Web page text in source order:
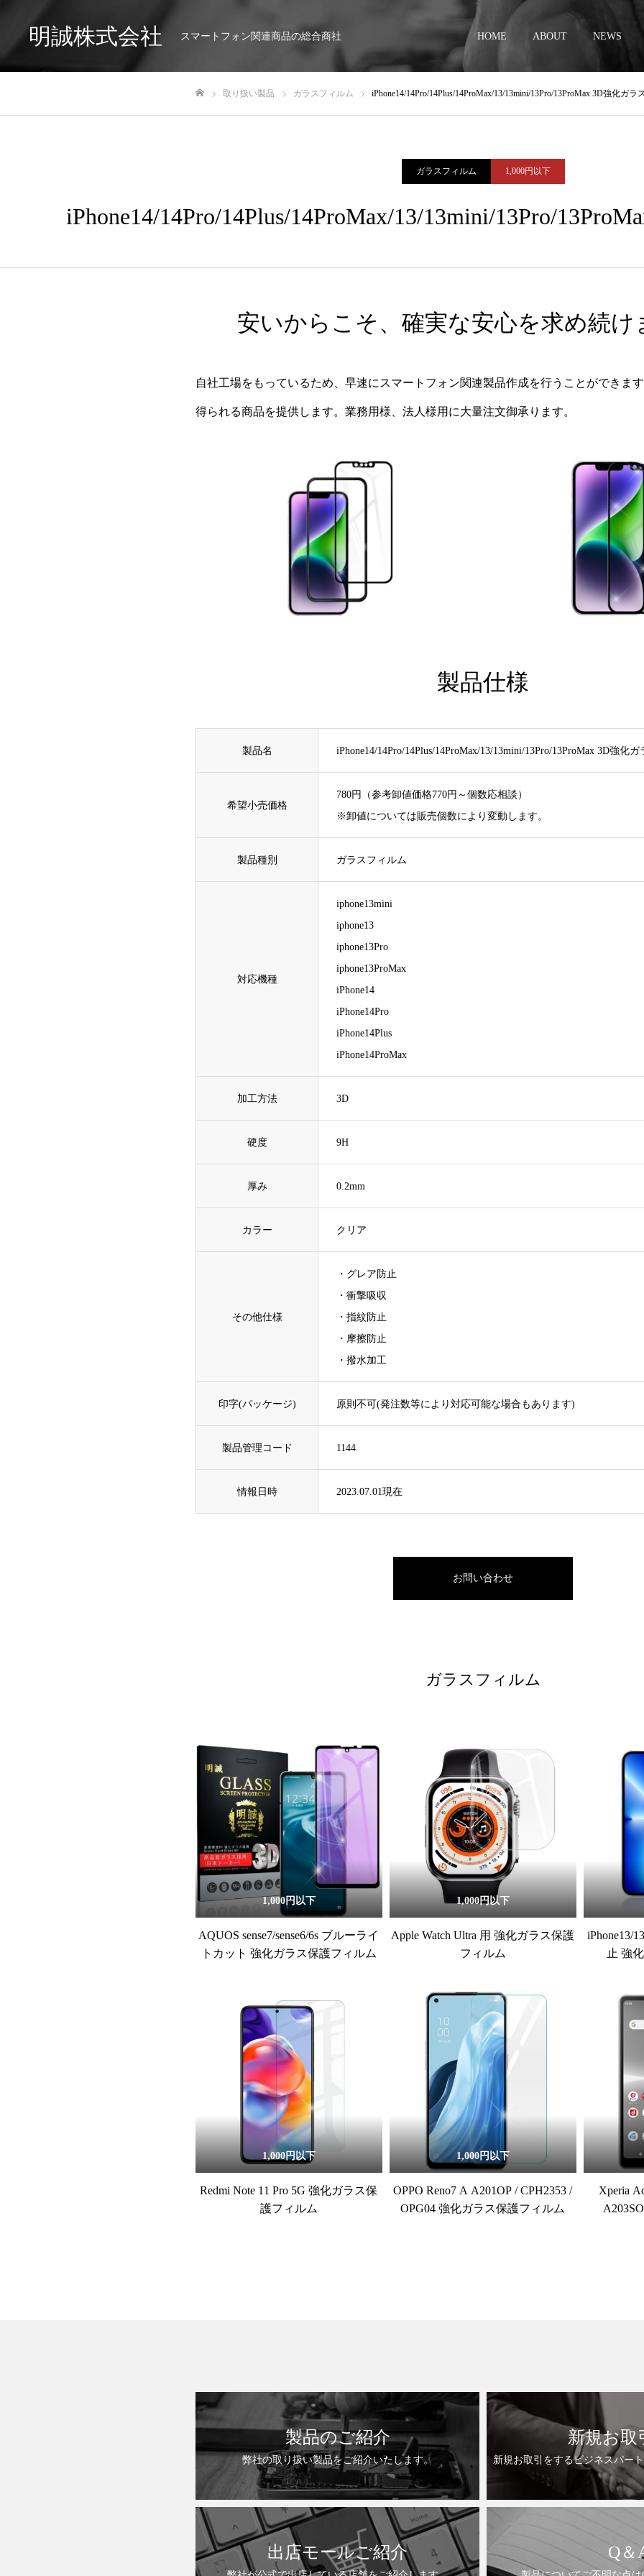
明誠株式会社 スマートフォン関連商品の総合商社 HOME ABOUT NEWS
取り扱い製品 ガラスフィルム iPhone14/14Pro/14Plus/14ProMax/13/13mini/13Pro/13ProMax 3D強化ガラ
ガラスフィルム 1,000円以下
iPhone14/14Pro/14Plus/14ProMax/13/13mini/13Pro/
安いからこそ、確実な安心を求め続け
自社工場をもっているため、早速にスマートフォン関連製品作成を行うことができま
得られる商品を提供します。業務用様、法人様用に大量注文御承ります。
製品仕様
製品名 iPhone14/14Pro/14Plus/14ProMax/13/13mini/13Pro/13ProMax 3D強化
希望小売価格
780円（参考卸値価格770円～個数応相談）
※卸値については販売個数により変動します。
製品種別 ガラスフィルム
対応機種
iphone13mini
iphone13
iphone13Pro
iphone13ProMax
iPhone14
iPhone14Pro
iPhone14Plus
iPhone14ProMax
加工方法 3D
硬度 9H
厚み 0.2mm
カラー クリア
その他仕様
・グレア防止
・衝撃吸収
・指紋防止
・摩擦防止
・撥水加工
印字(パッケージ) 原則不可(発注数等により対応可能な場合もあります)
製品管理コード 1144
情報日時 2023.07.01現在
お問い合わせ
ガラスフィルム
1,000円以下
AQUOS sense7/sense6/6s ブルーライ
トカット 強化ガラス保護フィルム
1,000円以下
Apple Watch Ultra 用 強化ガラス保護
フィルム
iPhone13/
止 強
1,000円以下
Redmi Note 11 Pro 5G 強化ガラス保
護フィルム
1,000円以下
OPPO Reno7 A A201OP / CPH2353 /
OPG04 強化ガラス保護フィルム
Xperia
製品のご紹介
弊社の取り扱い製品をご紹介いたします。
新規お取
新規お取引をするビジネスパー
出店モールご紹介 Q＆